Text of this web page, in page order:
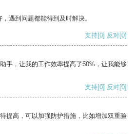
遇到问题都能得到及时解决。
支持[0] 反对[0]
手，让我的工作效率提高了50%，让我能够
支持[0] 反对[0]
提高，可以加强防护措施，比如增加双重验